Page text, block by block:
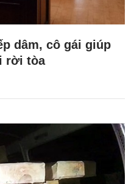
dâm, cô gái giúp
rời tòa